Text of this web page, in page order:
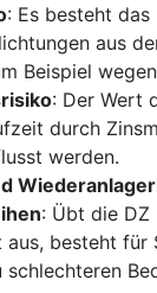
: Es besteht das
aus
Beispiel
: Der Wert
durch
werden.
: Übt die DZ
aus, besteht für